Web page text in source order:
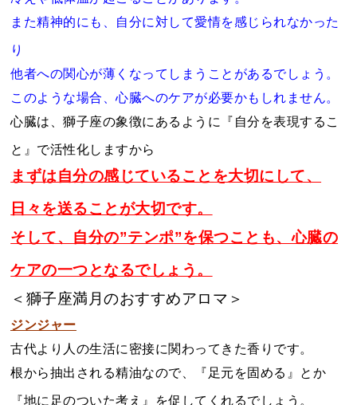
また精神的にも、自分に対して愛情を感じられなかった
り
他者への関心が薄くなってしまうことがあるでしょう。
このような場合、心臓へのケアが必要かもしれません。
心臓は、獅子座の象徴にあるように『自分を表現するこ
と』で活性化しますから
まずは自分の感じていることを大切にして、
日々を送ることが大切です。
そして、自分の”テンポ”を保つことも、心臓の
ケアの一つとなるでしょう。
＜獅子座満月のおすすめアロマ＞
ジンジャー
古代より人の生活に密接に関わってきた香りです。
根から抽出される精油なので、『足元を固める』とか
『地に足のついた考え』を促してくれるでしょう。